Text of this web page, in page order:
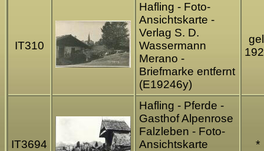
IT310
Hafling - Foto-
Ansichtskarte -
Verlag S. D.
Wassermann
Merano -
Briefmarke entfernt
(E19246y)
IT3694
Hafling - Pferde -
Gasthof Alpenrose
Falzleben - Foto-
Ansichtskarte
*